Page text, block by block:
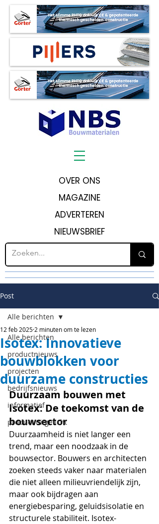
OVER ONS
MAGAZINE
ADVERTEREN
NIEUWSBRIEF
Post
Alle berichten
productnieuws
projecten
bedrijfsnieuws
informatief
product uitgelicht
Alle berichten
Isotex: Innovatieve
bouwblokken voor
duurzame constructies
12 feb 2025 2 minuten om te lezen
Duurzaam bouwen met
Isotex: De toekomst van de
bouwsector
Duurzaamheid is niet langer een
trend, maar een noodzaak in de
bouwsector. Bouwers en architecten
zoeken steeds vaker naar materialen
die niet alleen milieuvriendelijk zijn,
maar ook bijdragen aan
energiebesparing, geluidsisolatie en
structurele stabiliteit. Isotex-